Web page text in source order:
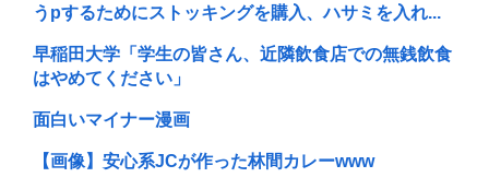
うpするためにストッキングを購入、ハサミを入れ...
早稲田大学「学生の皆さん、近隣飲食店での無銭飲食
はやめてください」
面白いマイナー漫画
【画像】安心系JCが作った林間カレーwww